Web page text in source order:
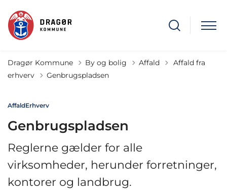
Dragør Kommune By og bolig Affald Tilbage til
Affald fra
erhverv
Genbrugspladsen
AffaldErhverv
Genbrugspladsen
Reglerne gælder for alle
virksomheder, herunder forretninger,
kontorer og landbrug.